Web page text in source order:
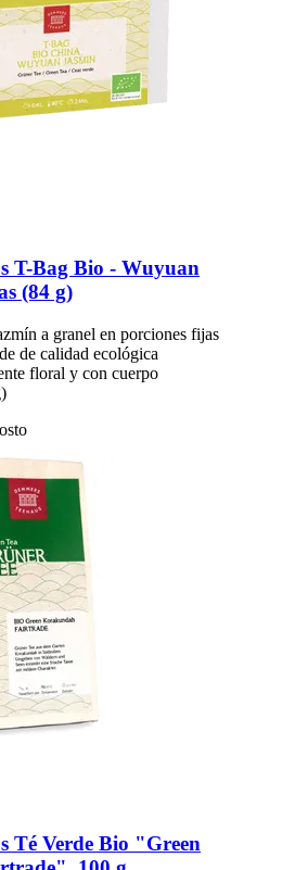
T-​Bag Bio -​ Wuyuan
(84 g)
a granel en porciones fijas
de calidad ecológica
floral y con cuerpo
Té Verde Bio "Green